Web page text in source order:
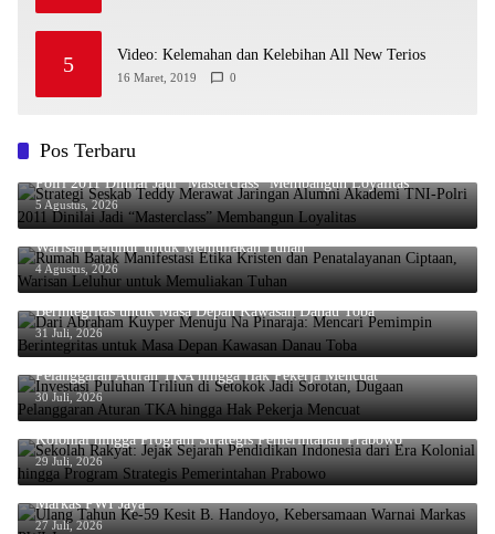
5 Video: Kelemahan dan Kelebihan All New Terios
16 Maret, 2019 0
Pos Terbaru
Strategi Seskab Teddy Merawat Jaringan Alumni Akademi TNI-
Polri 2011 Dinilai Jadi “Masterclass” Membangun Loyalitas
5 Agustus, 2026
Rumah Batak Manifestasi Etika Kristen dan Penatalayanan Ciptaan,
Warisan Leluhur untuk Memuliakan Tuhan
4 Agustus, 2026
Dari Abraham Kuyper Menuju Na Pinaraja: Mencari Pemimpin
Berintegritas untuk Masa Depan Kawasan Danau Toba
31 Juli, 2026
Investasi Puluhan Triliun di Setokok Jadi Sorotan, Dugaan
Pelanggaran Aturan TKA hingga Hak Pekerja Mencuat
30 Juli, 2026
Sekolah Rakyat: Jejak Sejarah Pendidikan Indonesia dari Era
Kolonial hingga Program Strategis Pemerintahan Prabowo
29 Juli, 2026
Ulang Tahun Ke-59 Kesit B. Handoyo, Kebersamaan Warnai
Markas PWI Jaya
27 Juli, 2026